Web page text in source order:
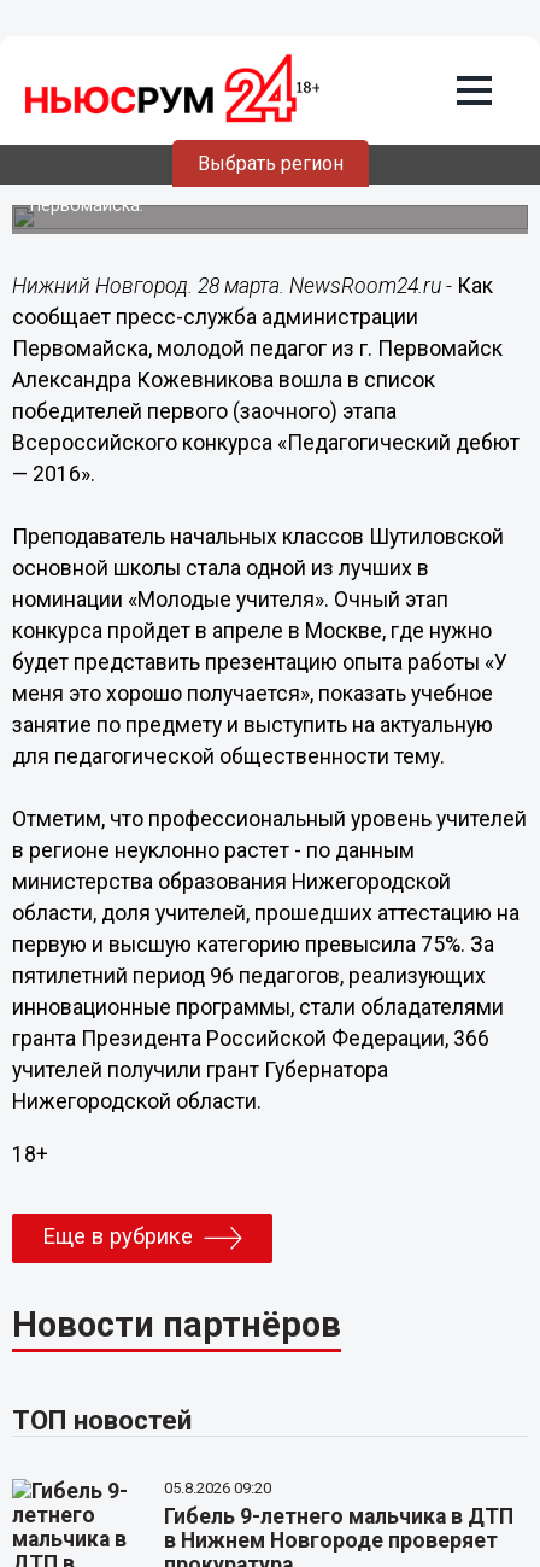
Выбрать регион
Молодая учительница из Первомайска
борется за победу во всероссийском
конкурсе педагогов
Об этом сообщает пресс-служба администрации
Первомайска.
Нижний Новгород. 28 марта. NewsRoom24.ru - Как
сообщает пресс-служба администрации
Первомайска, молодой педагог из г. Первомайск
Александра Кожевникова вошла в список
победителей первого (заочного) этапа
Всероссийского конкурса «Педагогический дебют
— 2016».
Преподаватель начальных классов Шутиловской
основной школы стала одной из лучших в
номинации «Молодые учителя». Очный этап
конкурса пройдет в апреле в Москве, где нужно
будет представить презентацию опыта работы «У
меня это хорошо получается», показать учебное
занятие по предмету и выступить на актуальную
для педагогической общественности тему.
Отметим, что профессиональный уровень учителей
в регионе неуклонно растет - по данным
министерства образования Нижегородской
области, доля учителей, прошедших аттестацию на
первую и высшую категорию превысила 75%. За
пятилетний период 96 педагогов, реализующих
инновационные программы, стали обладателями
гранта Президента Российской Федерации, 366
учителей получили грант Губернатора
Нижегородской области.
18+
Еще в рубрике
Новости партнёров
ТОП новостей
05.8.2026 09:20
Гибель 9-летнего мальчика в ДТП
в Нижнем Новгороде проверяет